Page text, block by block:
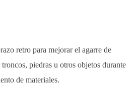
retro para mejorar el agarre de
piedras u otros objetos durante
de materiales.